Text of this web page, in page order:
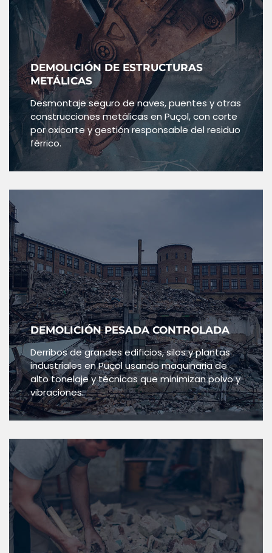
DEMOLICIÓN DE ESTRUCTURAS
METÁLICAS
Desmontaje seguro de naves, puentes y otras
construcciones metálicas en Puçol, con corte
por oxicorte y gestión responsable del residuo
férrico.
DEMOLICIÓN PESADA CONTROLADA
Derribos de grandes edificios, silos y plantas
industriales en Puçol usando maquinaria de
alto tonelaje y técnicas que minimizan polvo y
vibraciones.